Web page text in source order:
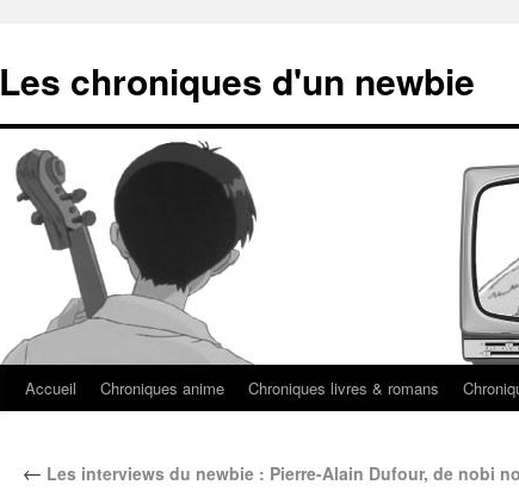
Les chroniques d'un newbie
Accueil Chroniques anime Chroniques livres & romans
← Les interviews du newbie : Pierre-Alain Dufour, de nobi